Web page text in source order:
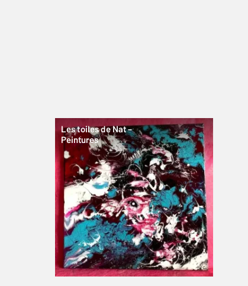
Les toiles de Nat –
Peintures